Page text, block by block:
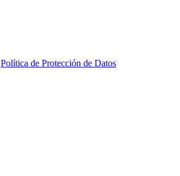
Política de Protección de Datos